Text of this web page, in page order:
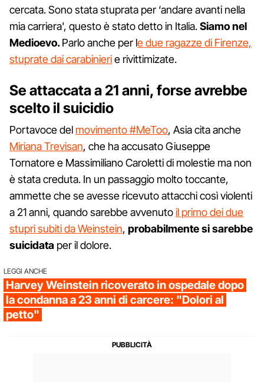
cercata. Sono stata stuprata per ‘andare avanti nella
mia carriera', questo è stato detto in Italia.Siamo nel
Medioevo.Parlo anche per le due ragazze di Firenze,
stuprate dai carabinierie rivittimizate.
Se attaccata a 21 anni, forse avrebbe
scelto il suicidio
Portavoce del movimento #MeToo, Asia cita anche
Miriana Trevisan, che ha accusato Giuseppe
Tornatore e Massimiliano Caroletti di molestie ma non
è stata creduta. In un passaggio molto toccante,
ammette che se avesse ricevuto attacchi così violenti
a 21 anni, quando sarebbe avvenutoil primo dei due
stupri subiti da Weinstein, probabilmente si sarebbe
suicidata per il dolore.
LEGGI ANCHE
Harvey Weinstein ricoverato in ospedale dopo
la condanna a 23 anni di carcere: "Dolori al
petto"